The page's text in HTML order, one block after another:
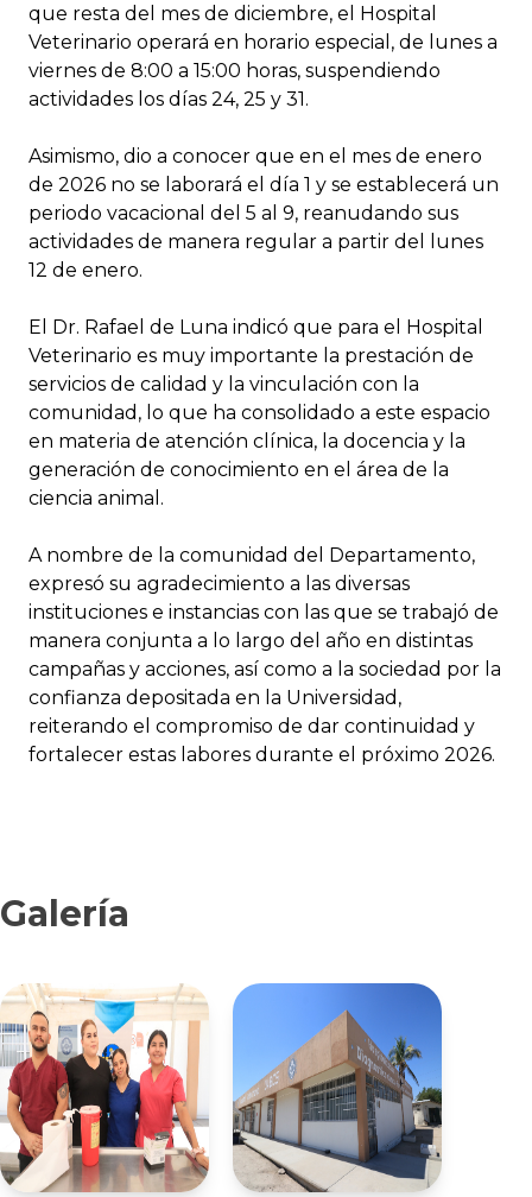
que resta del mes de diciembre, el Hospital
Veterinario operará en horario especial, de lunes a
viernes de 8:00 a 15:00 horas, suspendiendo
actividades los días 24, 25 y 31.
Asimismo, dio a conocer que en el mes de enero
de 2026 no se laborará el día 1 y se establecerá un
periodo vacacional del 5 al 9, reanudando sus
actividades de manera regular a partir del lunes
12 de enero.
El Dr. Rafael de Luna indicó que para el Hospital
Veterinario es muy importante la prestación de
servicios de calidad y la vinculación con la
comunidad, lo que ha consolidado a este espacio
en materia de atención clínica, la docencia y la
generación de conocimiento en el área de la
ciencia animal.
A nombre de la comunidad del Departamento,
expresó su agradecimiento a las diversas
instituciones e instancias con las que se trabajó de
manera conjunta a lo largo del año en distintas
campañas y acciones, así como a la sociedad por la
confianza depositada en la Universidad,
reiterando el compromiso de dar continuidad y
fortalecer estas labores durante el próximo 2026.
Galería